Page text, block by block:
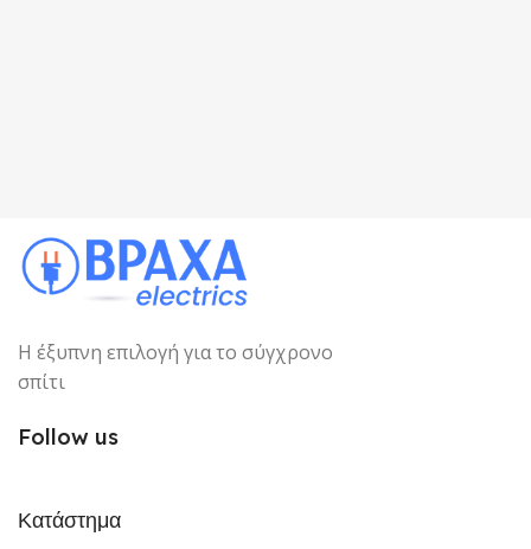
Η έξυπνη επιλογή για το σύγχρονο
σπίτι
Follow us
Κατάστημα